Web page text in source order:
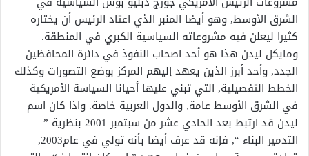
الشرق الأوسط‏,‏ وهو أيضا المنبر الذي اعتاد الرئيس أن يختاره
كثيرا ليعلن فيه مشروعاته السياسية الكبري في المنطقة‏.‏
ومايكل ليدن هذا هو أحد اصحاب النفوذ في دائرة المحافظين
الجدد‏,‏ وأحد أبرز الذين يعهد إليهم المركز بوضع التصورات وكذلك
الخطط التفصيلية‏,‏ التي تبني عليها أحيانا السياسة الأمريكية
في الشرق الأوسط عامة‏,‏ والدول العربية خاصة. واذا كان اسم
ليدن قد ارتبط بعد الحادي عشر من سبتمبر 2001 بنظرية ”
التدمير البناء “‏,‏ فإنه قد عرف أيضا بأنه تولي في عام‏2003,‏